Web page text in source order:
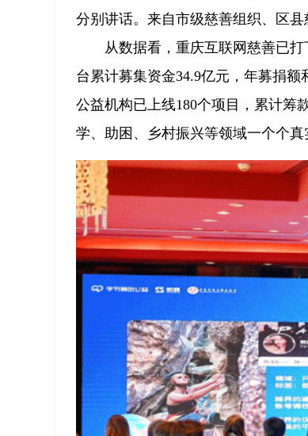
分别讲话。来自市级慈善组织、区
从数据看，重庆互联网慈善已
台累计募集资金34.9亿元，年募捐
公益机构已上线180个项目，累计筹
学、助困、乡村振兴等领域一个个真